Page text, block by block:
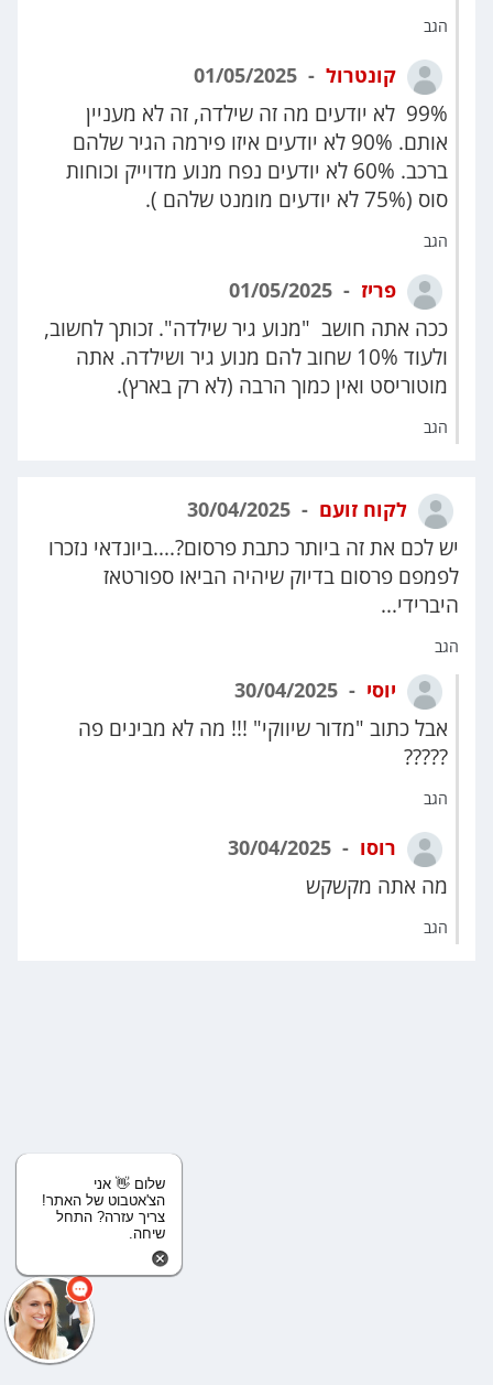
הגב
קונטרול
99% לא יודעים מה זה שילדה, זה לא מעניין
אותם. 90% לא יודעים איזו פירמה הגיר שלהם
ברכב. 60% לא יודעים נפח מנוע מדוייק וכוחות
סוס (75% לא יודעים מומנט שלהם ).
הגב
פריז
ככה אתה חושב "מנוע גיר שילדה". זכותך לחשוב,
ולעוד 10% שחוב להם מנוע גיר ושילדה. אתה
מוטוריסט ואין כמוך הרבה (לא רק בארץ).
הגב
לקוח זועם
יש לכם את זה ביותר כתבת פרסום?....ביונדאי נזכרו
לפמפם פרסום בדיוק שיהיה הביאו ספורטאז
היברידי...
הגב
יוסי
אבל כתוב "מדור שיווקי" !!! מה לא מבינים פה
?????
הגב
רוסו
מה אתה מקשקש
הגב
שלום 👋 אני
הצ'אטבוט של האתר!
צריך עזרה? התחל
שיחה.